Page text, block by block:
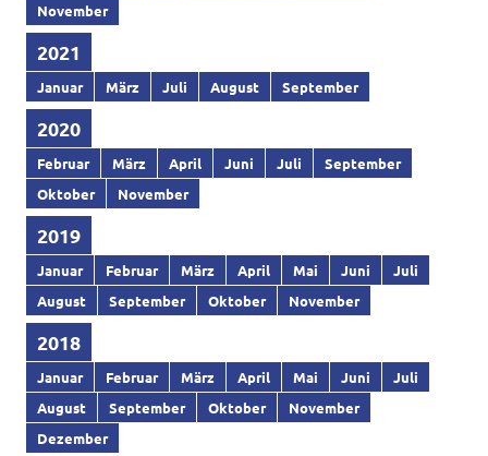
November
2021
Januar März Juli August September
2020
Februar März April Juni Juli
September
Oktober
November
2019
Januar Februar März April Mai Juni
Juli
August
September Oktober November
2018
Januar Februar März April Mai Juni
Juli
August
September Oktober
November
Dezember